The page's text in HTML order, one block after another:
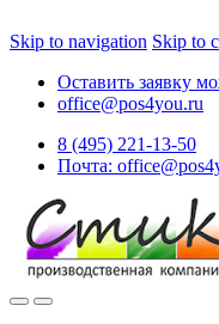
Skip to navigation Skip to
Оставить заявку
office@pos4you.ru
8 (495) 221-13-50
Почта: